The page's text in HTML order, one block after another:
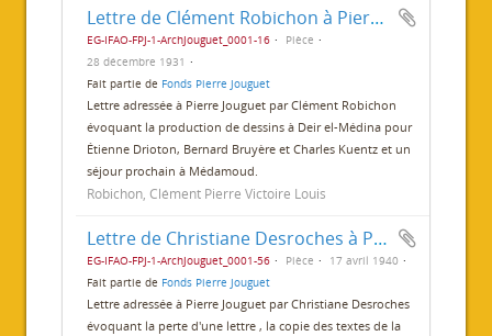
Lettre de Clément Robichon à Pierre Jouguet
EG-IFAO-FPJ-1-ArchJouguet_0001-16
Pièce
28 décembre 1931
Fait partie de Fonds Pierre Jouguet
Lettre adressée à Pierre Jouguet par Clément Robichon
évoquant la production de dessins à Deir el-Médina pour
Étienne Drioton, Bernard Bruyère et Charles Kuentz et un
séjour prochain à Médamoud.
Robichon, Clément Pierre Victoire Louis
Lettre de Christiane Desroches à Pierre Jouguet
EG-IFAO-FPJ-1-ArchJouguet_0001-56 Pièce
17 avril 1940
Fait partie de Fonds Pierre Jouguet
Lettre adressée à Pierre Jouguet par Christiane Desroches
évoquant la perte d'une lettre , la copie des textes de la